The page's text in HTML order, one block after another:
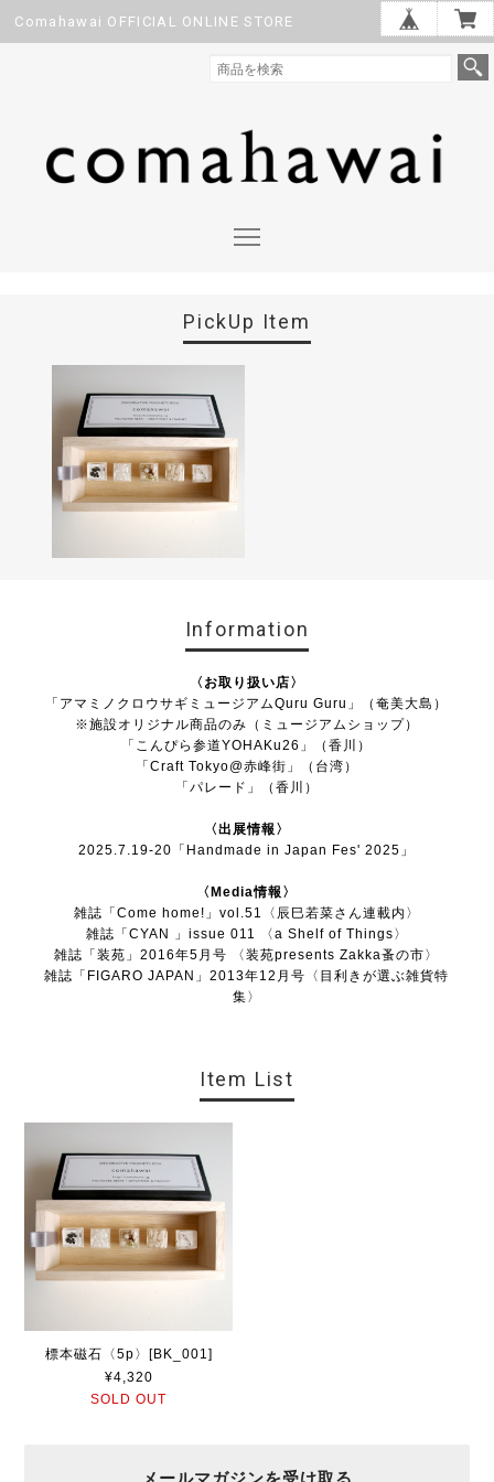
Comahawai OFFICIAL ONLINE STORE
PickUp Item
Information
〈お取り扱い店〉
「 アマミノクロウサギミュージアムQuru Guru 」（奄美大島）
※施設オリジナル商品のみ（ミュージアムショップ）
「 こんぴら参道YOHAKu26 」（香川）
「 Craft Tokyo@赤峰街 」（台湾）
「 パレード 」（香川）
〈出展情報〉
2025.7.19-20「Handmade in Japan Fes' 2025」
〈Media情報〉
雑誌「Come home!」vol.51〈辰巳若菜さん連載内〉
雑誌「CYAN 」issue 011 〈a Shelf of Things〉
雑誌「装苑」2016年5月号 〈装苑presents Zakka蚤の市〉
雑誌「FIGARO JAPAN」2013年12月号〈目利きが選ぶ雑貨特
集〉
Item List
標本磁石〈5p〉[BK_001]
¥4,320
SOLD OUT